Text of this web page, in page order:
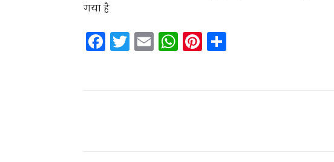
गया है
F
a
T
w
E
m
W
h
Pi
nt